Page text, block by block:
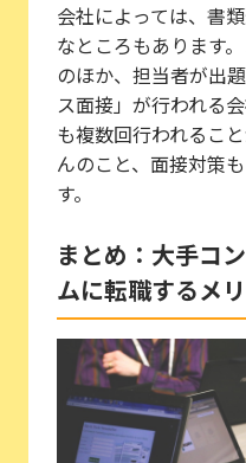
会社によっては、書
なところもあります
のほか、担当者が出
ス面接」が行われる
も複数回行われるこ
んのこと、面接対策
す。
まとめ：大手コ
ムに転職するメ